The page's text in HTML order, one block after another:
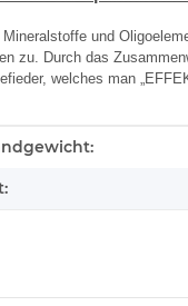
und
zu. Durch das
welches man